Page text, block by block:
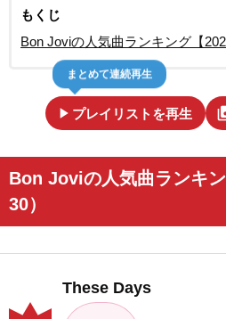
もくじ
Bon Joviの人気曲ランキング【
play_arrow プレイリストを再生
まとめて連続再生
Bon Joviの人気曲ランキ
30）
These Days